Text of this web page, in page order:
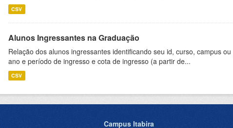
CSV
Alunos Ingressantes na Graduação
Relação dos alunos ingressantes identificando seu id, curso, campus
ano e período de ingresso e cota de ingresso (a partir de...
CSV
Campus Itabira